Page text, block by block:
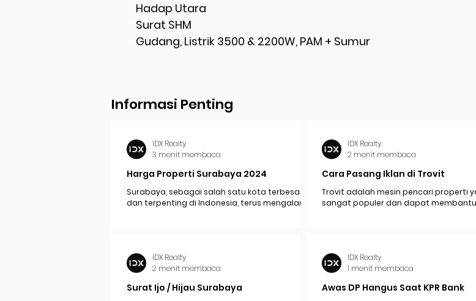
Hadap Utara
Surat SHM
Gudang, Listrik 3500 & 2200W, PAM + Sumur
Informasi Penting
Harga Properti Surabaya 2024
Surabaya, sebagai salah satu kota terbesar
dan terpenting di Indonesia, terus mengalami
IDX Realty
3 menit membaca
Cara Pasang Iklan di Trovit
Trovit adalah mesin pencari properti
sangat populer dan dapat membantu
IDX Realty
2 menit membaca
Surat Ijo / Hijau Surabaya
IDX Realty
2 menit membaca
Awas DP Hangus Saat KPR Bank
IDX Realty
1 menit membaca